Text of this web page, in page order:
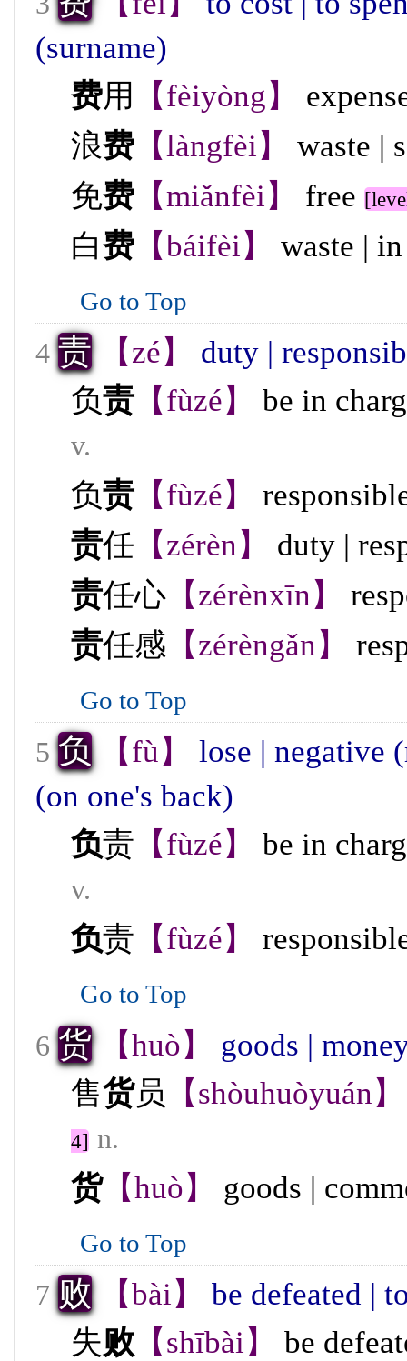
(surname)
费用 【fèiyòng】
浪费 【làngfèi】
waste |
免费 【miǎnfèi】 free
白费 【báifèi】 waste |
Go to Top
4 责 【zé】
duty |
负责 【fùzé】 be in
v.
负责 【fùzé】
责任 【zérèn】
duty |
责任心 【zérènxīn】
责任感 【zérèngǎn】
Go to Top
5 负 【fù】
lose | negative
(on one's back)
负责 【fùzé】 be in
v.
负责 【fùzé】
Go to Top
6 货 【huò】
goods |
售货员 【shòuhuòyuán】
4] n.
货【huò】 goods |
Go to Top
7 败 【bài】
be defeated |
失败 【shībài】 be